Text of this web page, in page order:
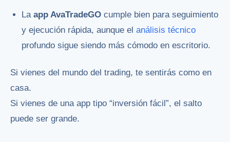
Laapp AvaTradeGO cumple bien para seguimiento
y ejecución rápida, aunque elanálisis técnico
profundo sigue siendo más cómodo en escritorio.
Si vienes del mundo del trading, te sentirás como en
casa.
Si vienes de una app tipo “inversión fácil”, el salto
puede ser grande.